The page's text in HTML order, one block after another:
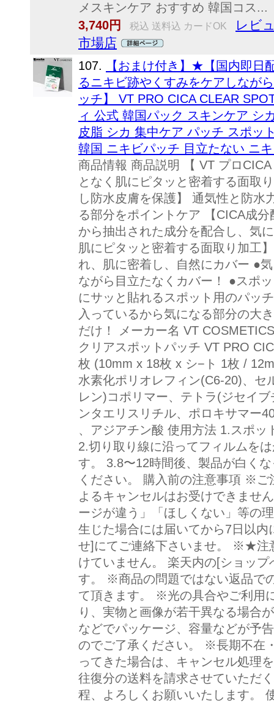
メスキンケア おすすめ 韓国コス...
3,740円
税込 送料込 カードOK
レビ
市場店
107.
【おまけ付き】★【国内即日
るニキビ跡やくすみをケアしなが
ッチ】 VT PRO CICA CLEAR
ィ 公式 韓国パック スキンケア シ
皮脂 シカ 集中ケア パッチ スポッ
韓国 ニキビパッチ 目立たない ニ
商品情報 商品説明 【 VT プロ
となく肌にピタッと密着する面取
し防水皮膚を保護】 通気性と防水
る部分をポイントケア 【CICA成
から抽出された成分を配合し、気
肌にピタッと密着する面取り加工
れ、肌に密着し、自然にカバー ●
ながら目立たなくカバー！ ●スポ
にサッと貼れるスポット用のパッ
入っているから気になる部分の大
だけ！ メーカー名 VT
クリアスポットパッチ VT PRO
枚 (10mm x 18枚 x シ−ト 1枚 /
水素化ポリオレフィン(C6-20)、セ
レン)コポリマー、テトラ(ジセイ
ンタエリスリチル、ポロキサマー
、アジアチン酸 使用方法 1.スポ
2.切り取り線に沿ってフィルムを
す。 3.8〜12時間後、製品が白く
ください。 購入前の注意事項 ※
よるキャンセルはお受けできませ
ージが違う」「ほしくない」等の
生じた場合には届いてから7日以
せ]にてご連絡下さいませ。 ※★注
けていません。 楽天内の[ショッ
す。 ※商品の問題ではない返品で
て頂きます。 ※光の具合やご利用
り、実物と画像が若干異なる場合
などでパッケージ、容量などが予
のでご了承ください。 ※長期不在
ってきた場合は、キャンセル処理
往復分の送料を請求させていただ
程、よろしくお願いいたします。